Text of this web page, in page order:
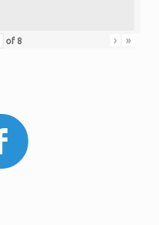
of 8 › »